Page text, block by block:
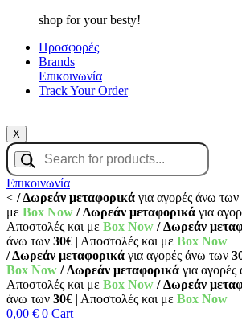
shop for your besty!
Προσφορές
Brands
Επικοινωνία
Track Your Order
X
Products
search
Επικοινωνία
< / Δωρεάν μεταφορικά για αγορές άνω των
με Box Now / Δωρεάν μεταφορικά για
Αποστολές και με Box Now / Δωρεάν
άνω των 30€ | Αποστολές και με Box Now
/ Δωρεάν μεταφορικά για αγορές άνω των
Box Now / Δωρεάν μεταφορικά για
Αποστολές και με Box Now / Δωρεάν
άνω των 30€ | Αποστολές και με Box Now
0,00 € 0 Cart